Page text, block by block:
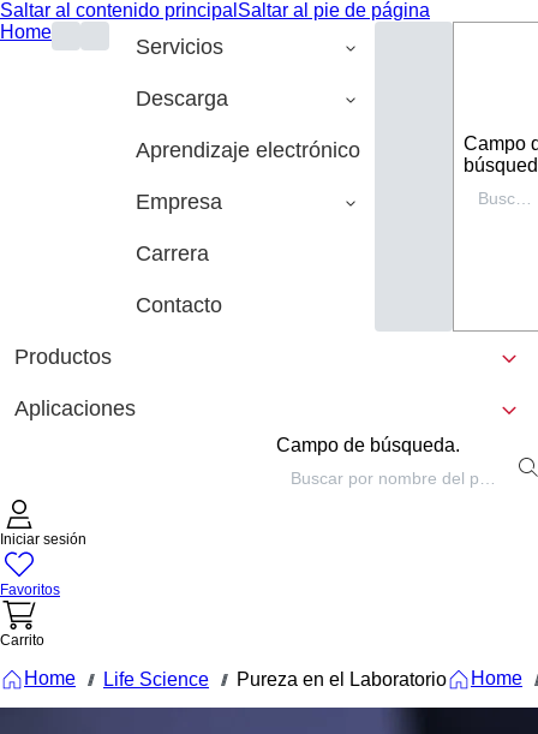
Saltar al contenido principal Saltar al pie de página
Home
Servicios
Descarga
Aprendizaje electrónico
Empresa
Carrera
Contacto
Campo
Productos
Aplicaciones
Campo de búsqueda.
Iniciar sesión
Favoritos
Carrito
Home /// Life Science /// Pureza en el Laboratorio Home ///